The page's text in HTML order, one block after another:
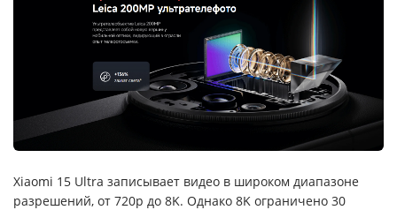
Xiaomi 15 Ultra записывает видео в широком диапазоне
разрешений, от 720p до 8K. Однако 8K ограничено 30